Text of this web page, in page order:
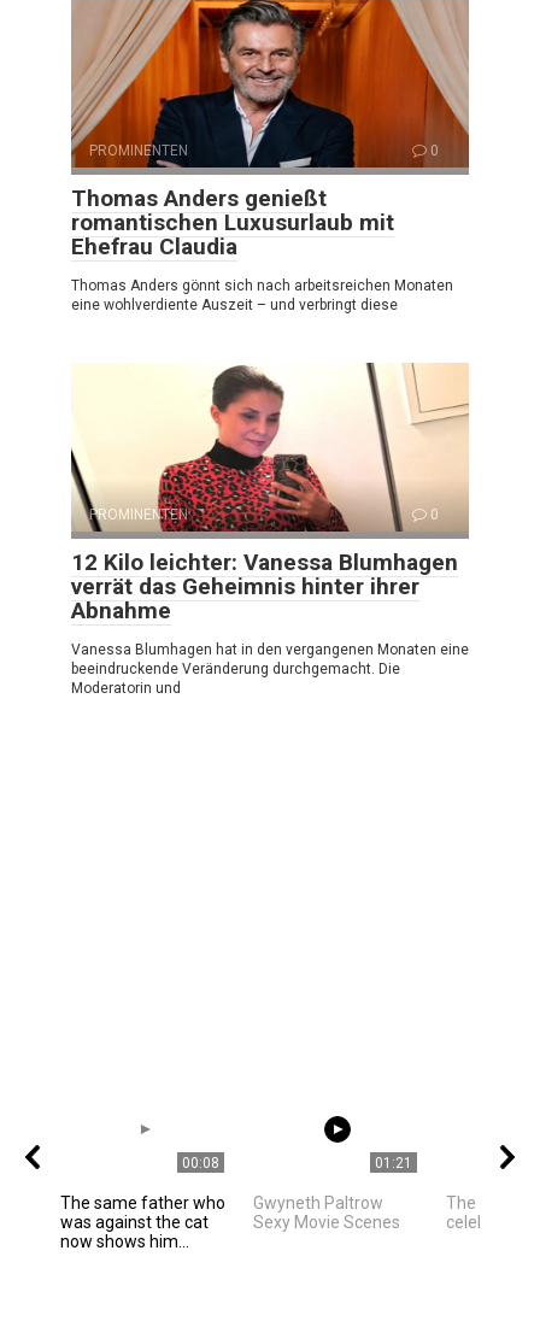
PROMINENTEN 0
Thomas Anders genießt
romantischen Luxusurlaub mit
Ehefrau Claudia
Thomas Anders gönnt sich nach arbeitsreichen Monaten
eine wohlverdiente Auszeit – und verbringt diese
PROMINENTEN 0
12 Kilo leichter: Vanessa Blumhagen
verrät das Geheimnis hinter ihrer
Abnahme
Vanessa Blumhagen hat in den vergangenen Monaten eine
beeindruckende Veränderung durchgemacht. Die
Moderatorin und
00:08
The same father who
was against the cat
now shows him...
01:21
Gwyneth Paltrow
Sexy Movie Scenes
The best
celebrities